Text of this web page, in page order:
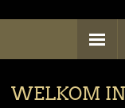
WELKOM IN